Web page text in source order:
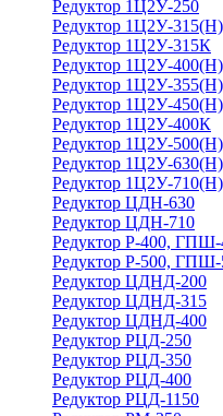
Редуктор 1Ц2У-250
Редуктор 1Ц2У-315(Н)
Редуктор 1Ц2У-315К
Редуктор 1Ц2У-400(Н)
Редуктор 1Ц2У-355(Н)
Редуктор 1Ц2У-450(Н)
Редуктор 1Ц2У-400К
Редуктор 1Ц2У-500(Н)
Редуктор 1Ц2У-630(Н)
Редуктор 1Ц2У-710(Н)
Редуктор ЦДН-630
Редуктор ЦДН-710
Редуктор Р-400, ГПШ-
Редуктор Р-500, ГПШ-
Редуктор ЦДНД-200
Редуктор ЦДНД-315
Редуктор ЦДНД-400
Редуктор РЦД-250
Редуктор РЦД-350
Редуктор РЦД-400
Редуктор РЦД-1150